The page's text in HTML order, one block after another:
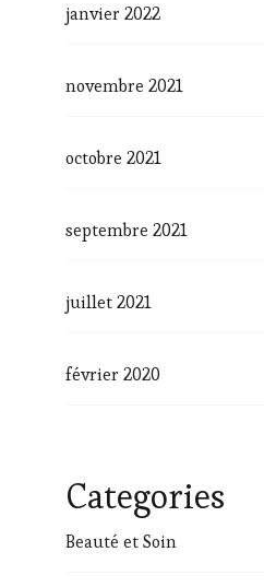
janvier 2022
novembre 2021
octobre 2021
septembre 2021
juillet 2021
février 2020
Categories
Beauté et Soin